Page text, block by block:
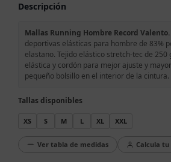
Descripción
Mallas Running Hombre Record Valento.
deportivas elásticas para hombre de 83%
elastano. Tejido elástico stretch-tec de 250
elástica y cordón para mejor ajuste y
pequeño bolsillo en el interior de la cintura.
Tallas disponibles
XS S M L XL XXL
Ver tabla de medidas Calcula